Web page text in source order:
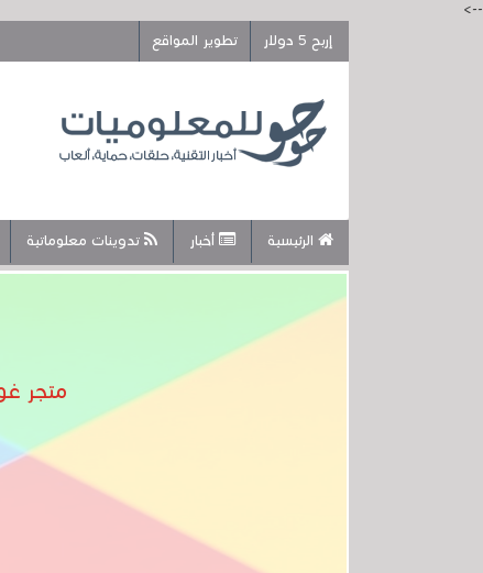
-->
إربح 5 دولار
تطوير المواقع
الرئيسية أخبار تدوينات معلوماتية
متجر